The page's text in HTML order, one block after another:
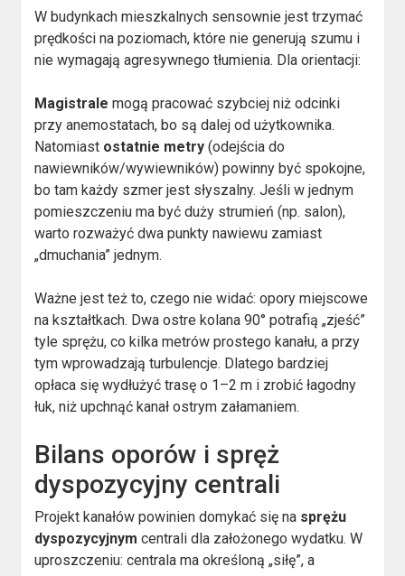
W budynkach mieszkalnych sensownie jest trzymać
prędkości na poziomach, które nie generują szumu i
nie wymagają agresywnego tłumienia. Dla orientacji:
Magistrale mogą pracować szybciej niż odcinki
przy anemostatach, bo są dalej od użytkownika.
Natomiast ostatnie metry (odejścia do
nawiewników/wywiewników) powinny być spokojne,
bo tam każdy szmer jest słyszalny. Jeśli w jednym
pomieszczeniu ma być duży strumień (np. salon),
warto rozważyć dwa punkty nawiewu zamiast
„dmuchania” jednym.
Ważne jest też to, czego nie widać: opory miejscowe
na kształtkach. Dwa ostre kolana 90° potrafią „zjeść”
tyle sprężu, co kilka metrów prostego kanału, a przy
tym wprowadzają turbulencje. Dlatego bardziej
opłaca się wydłużyć trasę o 1–2 m i zrobić łagodny
łuk, niż upchnąć kanał ostrym załamaniem.
Bilans oporów i spręż
dyspozycyjny centrali
Projekt kanałów powinien domykać się na sprężu
dyspozycyjnym centrali dla założonego wydatku. W
uproszczeniu: centrala ma określoną „siłę”, a